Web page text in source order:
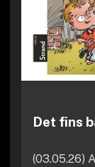
Det fins
(03.05.26)